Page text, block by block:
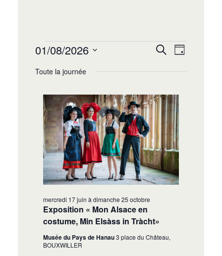
Recherche
navigation
de
vues
Recherche
vues
Jour
01/08/2026
une
Toute la journée
Exposition « Mon Alsace en
costume, Min Elsàss in Tràcht»
mercredi 17 juinàdimanche 25 octobre
Musée du Pays de Hanau3 place du Château,
BOUXWILLER